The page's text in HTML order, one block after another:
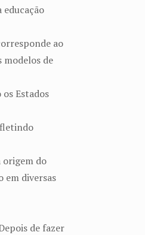
ao
modelos de
Estados
origem do
em diversas
de fazer